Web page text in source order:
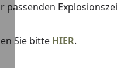
Sie bitte HIER.